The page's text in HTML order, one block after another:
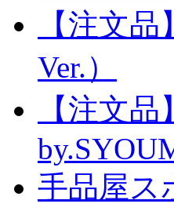
【注文
Ver.）
【注文
手品屋ス